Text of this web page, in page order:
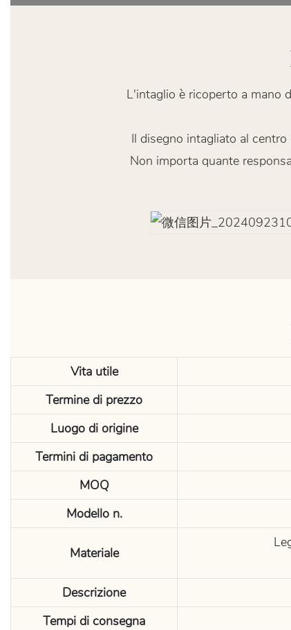
L'intaglio è ricoperto a mano
Il disegno intagliato al
Non importa quante
Vita utile
Termine di prezzo
Luogo di origine
Termini di pagamento
MOQ
Modello n.
Materiale
Descrizione
Tempi di consegna